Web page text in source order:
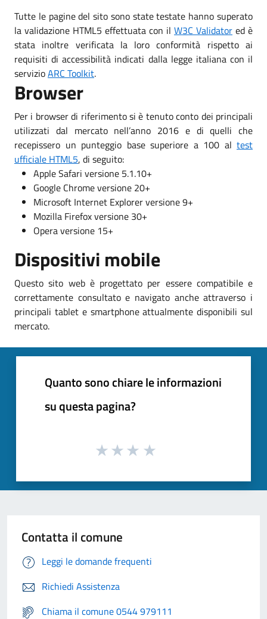
Tutte le pagine del sito sono state testate hanno superato
la validazione HTML5 effettuata con il W3C Validator ed è
stata inoltre verificata la loro conformità rispetto ai
requisiti di accessibilità indicati dalla legge italiana con il
servizioARC Toolkit.
Browser
Per i browser di riferimento si è tenuto conto dei principali
utilizzati dal mercato nell’anno 2016 e di quelli che
recepissero un punteggio base superiore a 100 al test
ufficiale HTML5, di seguito:
Apple Safari versione 5.1.10+
Google Chrome versione 20+
Microsoft Internet Explorer versione 9+
Mozilla Firefox versione 30+
Opera versione 15+
Dispositivi mobile
Questo sito web è progettato per essere compatibile e
correttamente consultato e navigato anche attraverso i
principali tablet e smartphone attualmente disponibili sul
mercato.
Quanto sono chiare le informazioni
su questa pagina?
Contatta il comune
Leggi le domande frequenti
Richiedi Assistenza
Chiama il comune 0544 979111